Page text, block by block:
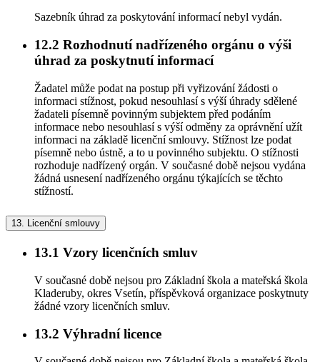
Sazebník úhrad za poskytování informací nebyl vydán.
12.2 Rozhodnutí nadřízeného orgánu o výši
úhrad za poskytnutí informací
Žadatel může podat na postup při vyřizování žádosti o
informaci stížnost, pokud nesouhlasí s výší úhrady sdělené
žadateli písemně povinným subjektem před podáním
informace nebo nesouhlasí s výší odměny za oprávnění užít
informaci na základě licenční smlouvy. Stížnost lze podat
písemně nebo ústně, a to u povinného subjektu. O stížnosti
rozhoduje nadřízený orgán. V současné době nejsou vydána
žádná usnesení nadřízeného orgánu týkajících se těchto
stížností.
13. Licenční smlouvy
13.1 Vzory licenčních smluv
V současné době nejsou pro Základní škola a mateřská škola
Kladeruby, okres Vsetín, příspěvková organizace poskytnuty
žádné vzory licenčních smluv.
13.2 Výhradní licence